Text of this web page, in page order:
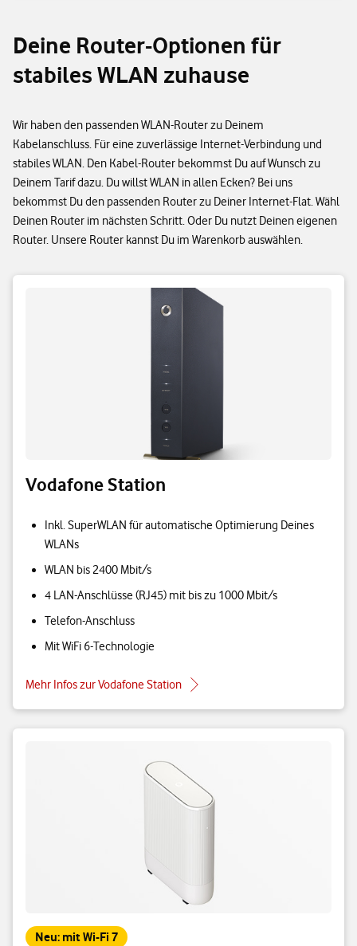
Deine Router-Optionen für
stabiles WLAN zuhause
Wir haben den passenden WLAN-Router zu Deinem
Kabelanschluss. Für eine zuverlässige Internet-Verbindung und
stabiles WLAN. Den Kabel-Router bekommst Du auf Wunsch zu
Deinem Tarif dazu. Du willst WLAN in allen Ecken? Bei uns
bekommst Du den passenden Router zu Deiner Internet-Flat. Wähl
Deinen Router im nächsten Schritt. Oder Du nutzt Deinen eigenen
Router. Unsere Router kannst Du im Warenkorb auswählen.
Vodafone Station
Inkl. SuperWLAN für automatische Optimierung Deines
WLANs
WLAN bis 2400 Mbit/s
4 LAN-Anschlüsse (RJ45) mit bis zu 1000 Mbit/s
Telefon-Anschluss
Mit WiFi 6-Technologie
Mehr Infos zur Vodafone Station
Neu: mit Wi-Fi 7